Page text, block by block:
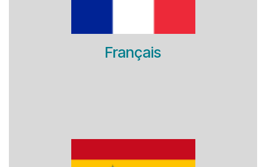
Français